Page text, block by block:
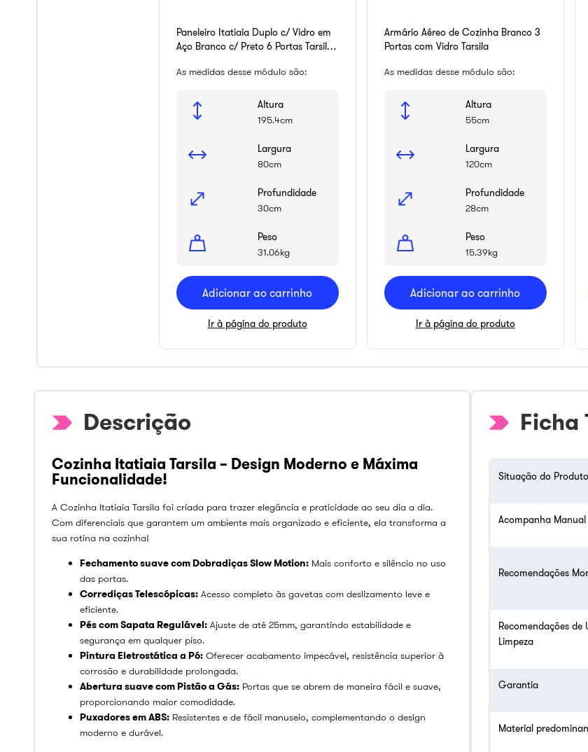
Paneleiro Itatiaia Duplo c/ Vidro em
Aço Branco c/ Preto 6 Portas Tarsila
As medidas desse módulo são:
Altura
195.4cm
Largura
80cm
Profundidade
30cm
Peso
31.06kg
Adicionar ao carrinho
Ir à página do produto
Armário Aéreo de Cozinha Branco 3
Portas com Vidro Tarsila
As medidas desse módulo são:
Altura
55cm
Largura
120cm
Profundidade
28cm
Peso
15.39kg
Adicionar ao carrinho
Ir à página do produto
Cozinha Itatiaia Tarsila – Design Moderno e Máxima
Funcionalidade!
A Cozinha Itatiaia Tarsila foi criada para trazer elegância e praticidade ao seu dia a dia.
Com diferenciais que garantem um ambiente mais organizado e eficiente, ela transforma a
sua rotina na cozinha!
Fechamento suave com Dobradiças Slow Motion: Mais conforto e silêncio no uso
das portas.
Corrediças Telescópicas: Acesso completo às gavetas com deslizamento leve e
eficiente.
Pés com Sapata Regulável: Ajuste de até 25mm, garantindo estabilidade e
segurança em qualquer piso.
Pintura Eletrostática a Pó: Oferecer acabamento impecável, resistência superior à
corrosão e durabilidade prolongada.
Abertura suave com Pistão a Gás: Portas que se abrem de maneira fácil e suave,
proporcionando maior comodidade.
Puxadores em ABS: Resistentes e de fácil manuseio, complementando o design
moderno e durável.
Ficha
Situação do
Acompanha
Recomendações
Recomendações de
Limpeza
Garantia
Material